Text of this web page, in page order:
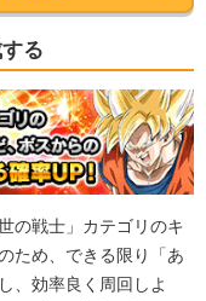
る
の戦士」カテゴリのキ
ため、できる限り「あ
、効率良く周回しよ